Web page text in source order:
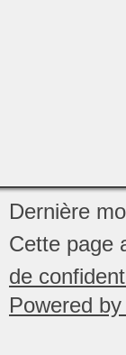
Dernière
Cette page
de
Powered